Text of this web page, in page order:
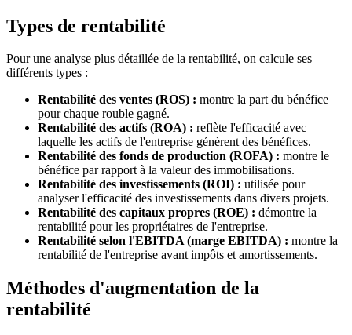
Types de rentabilité
Pour une analyse plus détaillée de la rentabilité, on calcule ses
différents types :
Rentabilité des ventes (ROS) : montre la part du bénéfice
pour chaque rouble gagné.
Rentabilité des actifs (ROA) : reflète l'efficacité avec
laquelle les actifs de l'entreprise génèrent des bénéfices.
Rentabilité des fonds de production (ROFA) : montre le
bénéfice par rapport à la valeur des immobilisations.
Rentabilité des investissements (ROI) : utilisée pour
analyser l'efficacité des investissements dans divers projets.
Rentabilité des capitaux propres (ROE) : démontre la
rentabilité pour les propriétaires de l'entreprise.
Rentabilité selon l'EBITDA (marge EBITDA) : montre la
rentabilité de l'entreprise avant impôts et amortissements.
Méthodes d'augmentation de la
rentabilité